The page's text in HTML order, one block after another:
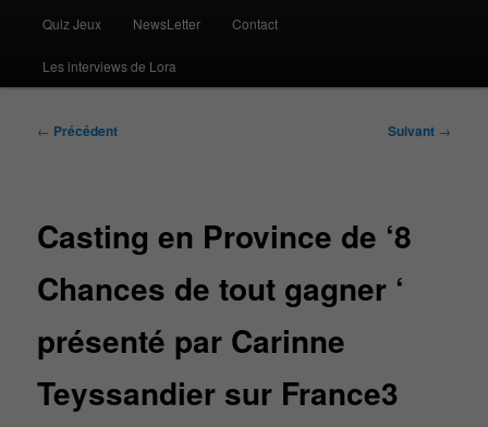
Quiz Jeux NewsLetter Contact
Les interviews de Lora
Navigation
← Précédent Suivant →
Casting en Province de ‘8
Chances de tout gagner ‘
présenté par Carinne
Teyssandier sur France3